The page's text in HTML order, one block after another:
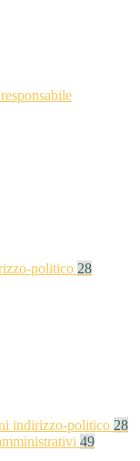
politico 28
indirizzo-politico 28
49